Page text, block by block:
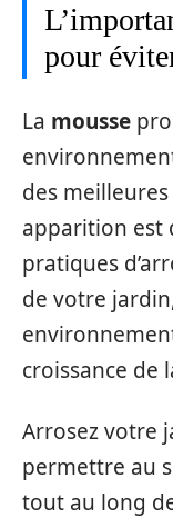
pour
La mousse
des
apparition est
pratiques
de votre
croissance de
Arrosez votre
permettre au
tout au long